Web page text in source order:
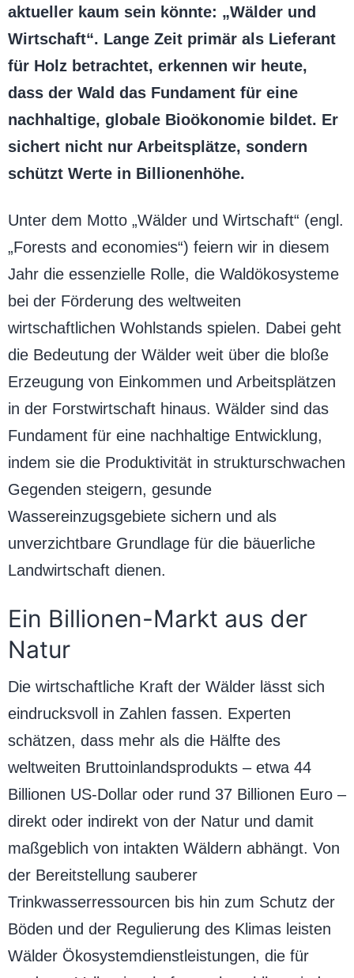
aktueller kaum sein könnte: „Wälder und
Wirtschaft“. Lange Zeit primär als Lieferant
für Holz betrachtet, erkennen wir heute,
dass der Wald das Fundament für eine
nachhaltige, globale Bioökonomie bildet. Er
sichert nicht nur Arbeitsplätze, sondern
schützt Werte in Billionenhöhe.
Unter dem Motto „Wälder und Wirtschaft“ (engl.
„Forests and economies“) feiern wir in diesem
Jahr die essenzielle Rolle, die Waldökosysteme
bei der Förderung des weltweiten
wirtschaftlichen Wohlstands spielen. Dabei geht
die Bedeutung der Wälder weit über die bloße
Erzeugung von Einkommen und Arbeitsplätzen
in der Forstwirtschaft hinaus. Wälder sind das
Fundament für eine nachhaltige Entwicklung,
indem sie die Produktivität in strukturschwachen
Gegenden steigern, gesunde
Wassereinzugsgebiete sichern und als
unverzichtbare Grundlage für die bäuerliche
Landwirtschaft dienen.
Ein Billionen-Markt aus der
Natur
Die wirtschaftliche Kraft der Wälder lässt sich
eindrucksvoll in Zahlen fassen. Experten
schätzen, dass mehr als die Hälfte des
weltweiten Bruttoinlandsprodukts – etwa 44
Billionen US-Dollar oder rund 37 Billionen Euro –
direkt oder indirekt von der Natur und damit
maßgeblich von intakten Wäldern abhängt. Von
der Bereitstellung sauberer
Trinkwasserressourcen bis hin zum Schutz der
Böden und der Regulierung des Klimas leisten
Wälder Ökosystemdienstleistungen, die für